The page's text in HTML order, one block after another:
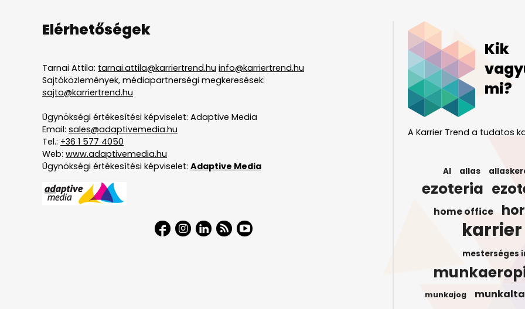
Elérhetőségek
Tarnai Attila: tarnai.attila@karriertrend.hu info@karriertrend.hu
Sajtóközlemények, médiapartnerségi megkeresések:
sajto@karriertrend.hu
Ügynökségi értékesítési képviselet: Adaptive Media
Email: sales@adaptivemedia.hu
Tel.: +36 1 577 4050
Web: www.adaptivemedia.hu
Ügynökségi értékesítési képviselet: Adaptive Media
Kik
mi?
A Karrier Trend a tudatos
AI allas
ezoteria
home office
karrier
mesterséges
munkajog